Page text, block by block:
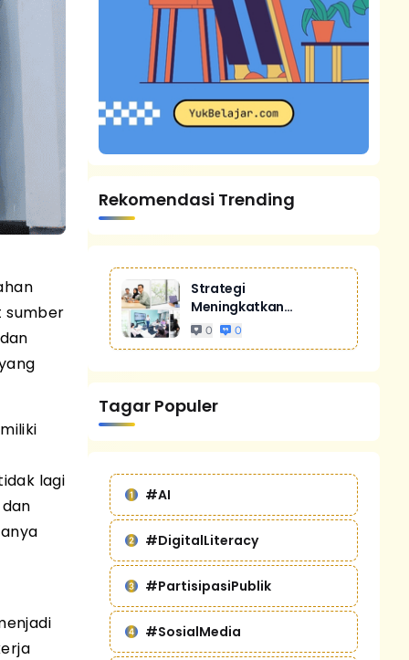
sumber
lagi
Rekomendasi Trending
Strategi
Meningkatkan
Penjualan Melalui
0 0
Tagar Populer
#AI
#DigitalLiteracy
#PartisipasiPublik
#SosialMedia